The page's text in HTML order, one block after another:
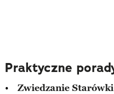
Praktyczne
Zwiedzanie Starówki